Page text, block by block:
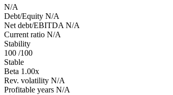
N/A
Debt/Equity N/A
Net debt/EBITDA N/A
Current ratio N/A
Stability
100 /100
Stable
Beta 1.00x
Rev. volatility N/A
Profitable years N/A